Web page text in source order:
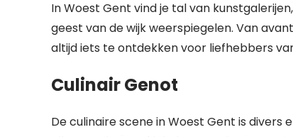
In Woest Gent vind je tal van
geest van de wijk weerspiegelen. Van
altijd iets te ontdekken voor liefhebbers
Culinair Genot
De culinaire scene in Woest Gent is